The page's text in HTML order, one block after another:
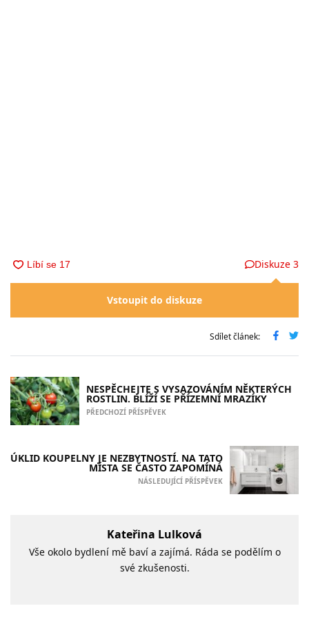
Diskuze 3
Vstoupit do diskuze
Sdílet článek:
NESPĚCHEJTE S VYSAZOVÁNÍM NĚKTERÝCH
ROSTLIN. BLÍŽÍ SE PŘÍZEMNÍ MRAZÍKY
PŘEDCHOZÍ PŘÍSPĚVEK
ÚKLID KOUPELNY JE NEZBYTNOSTÍ. NA TATO
MÍSTA SE ČASTO ZAPOMÍNÁ
NÁSLEDUJÍCÍ PŘÍSPĚVEK
Kateřina Lulková
Vše okolo bydlení mě baví a zajímá. Ráda se podělím o
své zkušenosti.